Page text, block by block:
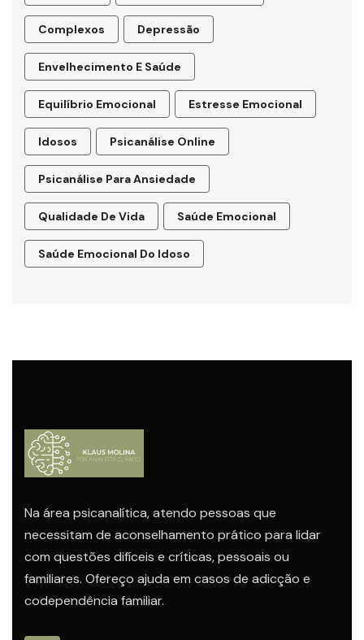
Complexos Depressão
Envelhecimento E Saúde
Equilíbrio Emocional Estresse Emocional
Idosos Psicanálise Online
Psicanálise Para Ansiedade
Qualidade De Vida Saúde Emocional
Saúde Emocional Do Idoso
Na área psicanalítica, atendo pessoas que
necessitam de aconselhamento prático para lidar
com questões difíceis e críticas, pessoais ou
familiares. Ofereço ajuda em casos de adicção e
codependência familiar.